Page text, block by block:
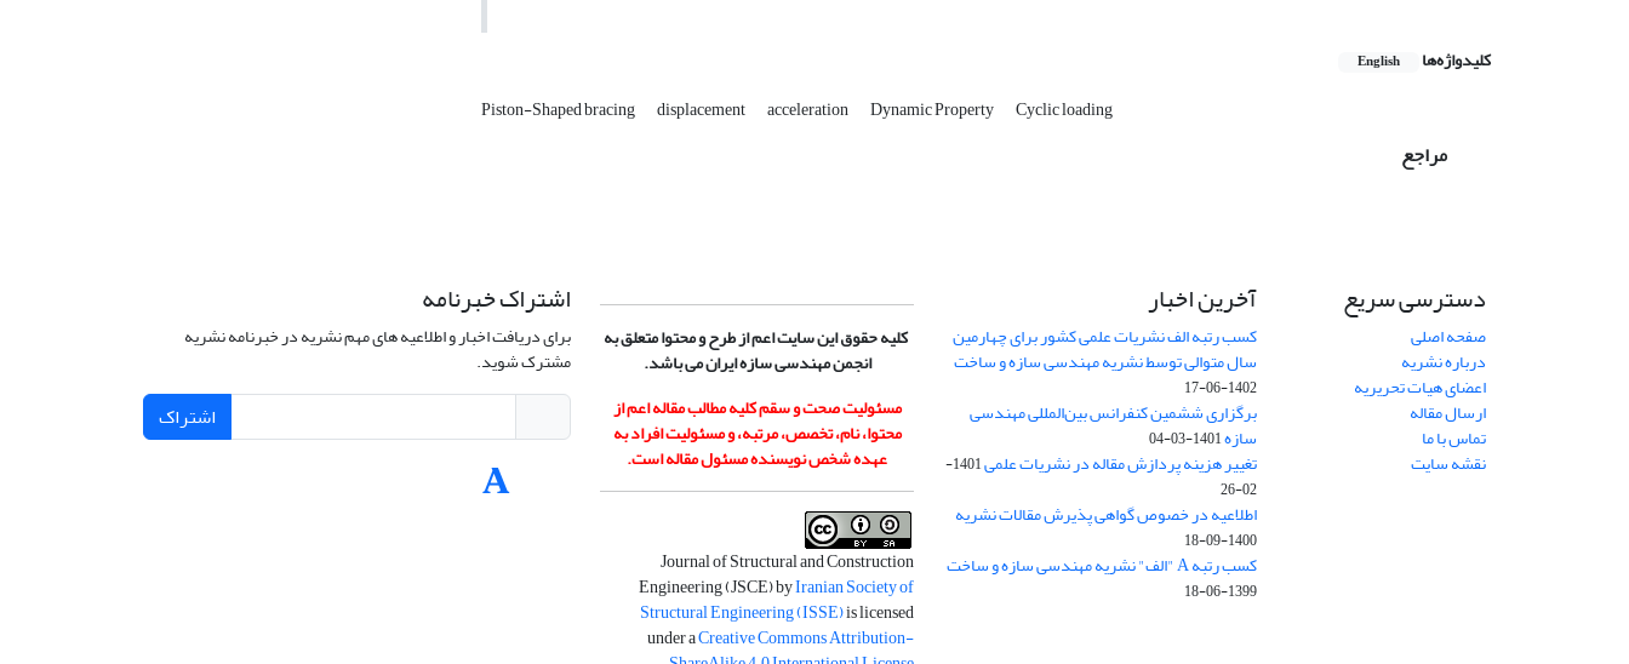
کلیدواژه‌ها English
Piston-Shaped bracing displacement acceleration Dynamic Property Cyclic loading
مراجع
دسترسی سریع
صفحه اصلی
درباره نشریه
اعضای هیات تحریریه
ارسال مقاله
تماس با ما
نقشه سایت
آخرین اخبار
کسب رتبه الف نشریات علمی کشور برای چهارمین
سال متوالی توسط نشریه مهندسی سازه و ساخت
1402-06-17
برگزاری ششمین کنفرانس بین‌المللی مهندسی
سازه1401-03-04
تغییر هزینه پردازش مقاله در نشریات علمی
1401-
02-26
اطلاعیه در خصوص گواهی پذیرش مقالات نشریه
1400-09-18
کسب رتبه A "الف" نشریه مهندسی سازه و ساخت
1399-06-18
کلیه حقوق این سایت اعم از طرح و محتوا متعلق به
انجمن مهندسی سازه ایران می باشد.
مسئولیت صحت و سقم کلیه مطالب مقاله اعم از
محتوا، نام، تخصص، مرتبه، و مسئولیت افراد به
عهده شخص نویسنده مسئول مقاله است.
Journal of Structural and Construction
Engineering (JSCE) byIranian Society of
Structural Engineering (ISSE)is licensed
under aCreative Commons Attribution-
اشتراک خبرنامه
برای دریافت اخبار و اطلاعیه های مهم نشریه در خبرنامه نشریه
مشترک شوید.
اشتراک